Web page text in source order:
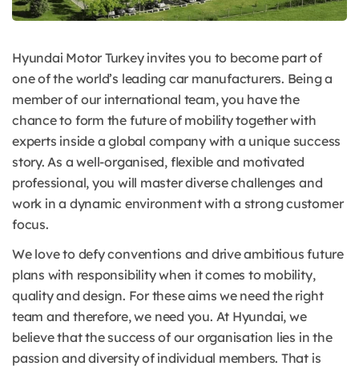
Hyundai Motor Turkey invites you to become part of
one of the world’s leading car manufacturers. Being a
member of our international team, you have the
chance to form the future of mobility together with
experts inside a global company with a unique success
story. As a well-organised, flexible and motivated
professional, you will master diverse challenges and
work in a dynamic environment with a strong customer
focus.
We love to defy conventions and drive ambitious future
plans with responsibility when it comes to mobility,
quality and design. For these aims we need the right
team and therefore, we need you. At Hyundai, we
believe that the success of our organisation lies in the
passion and diversity of individual members. That is